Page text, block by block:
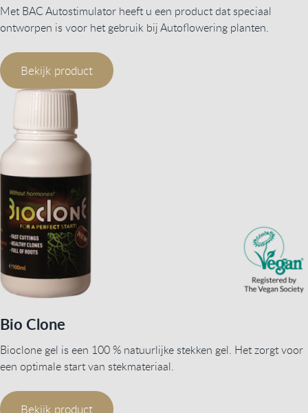
Met BAC Autostimulator heeft u een product dat speciaal
ontworpen is voor het gebruik bij Autoflowering planten.
Bekijk product
Bio Clone
Bioclone gel is een 100 % natuurlijke stekken gel. Het zorgt voor
een optimale start van stekmateriaal.
Bekijk product